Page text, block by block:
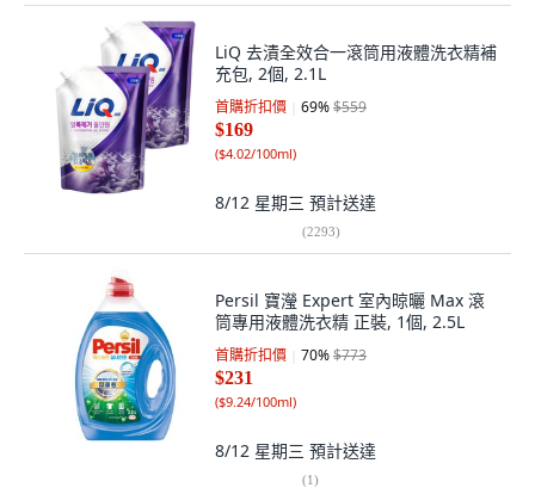
LiQ 去漬全效合一滾筒用液體洗衣精補
充包, 2個, 2.1L
首購折扣價 69%$559
$169
($4.02/100ml)
8/12 星期三 預計送達
(2293)
Persil 寶瀅 Expert 室內晾曬 Max 滾
筒專用液體洗衣精 正裝, 1個, 2.5L
首購折扣價 70%$773
$231
($9.24/100ml)
8/12 星期三 預計送達
(1)